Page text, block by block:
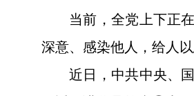
当前，全党上下正
深意、感染他人，给人
近日，中共中央、